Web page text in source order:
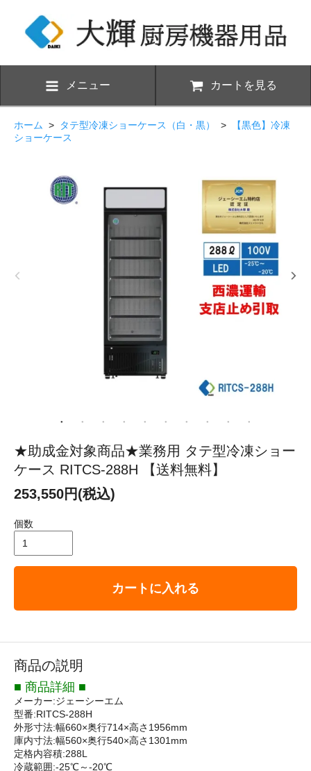
メニュー カートを見る
ホーム > タテ型冷凍ショーケース（白・黒） >
【黒色】冷凍
ショーケース
★助成金対象商品★業務用 タテ型冷凍ショー
ケース RITCS-288H 【送料無料】
253,550円(税込)
個数
カートに入れる
商品の説明
■ 商品詳細 ■
メーカー:ジェーシーエム
型番:RITCS-288H
外形寸法:幅660×奥行714×高さ1956mm
庫内寸法:幅560×奥行540×高さ1301mm
定格内容積:288L
冷蔵範囲:-25℃～-20℃